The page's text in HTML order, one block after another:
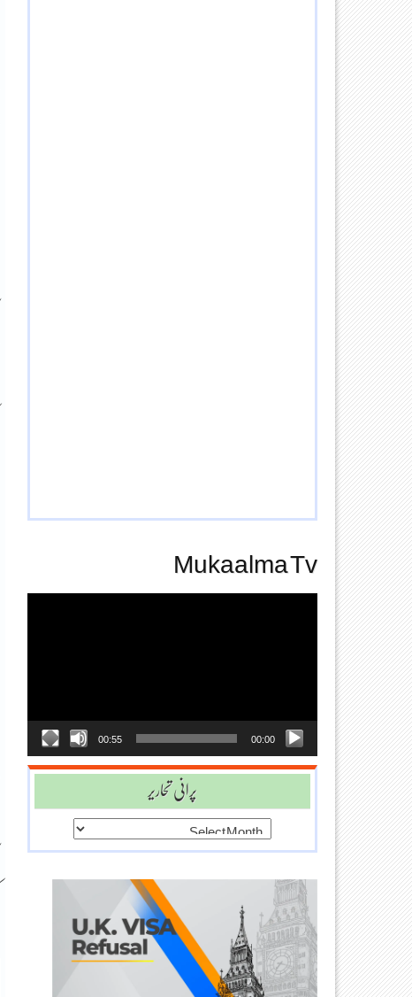
Mukaalma Tv
00:00
00:55
پرانی تحاریر